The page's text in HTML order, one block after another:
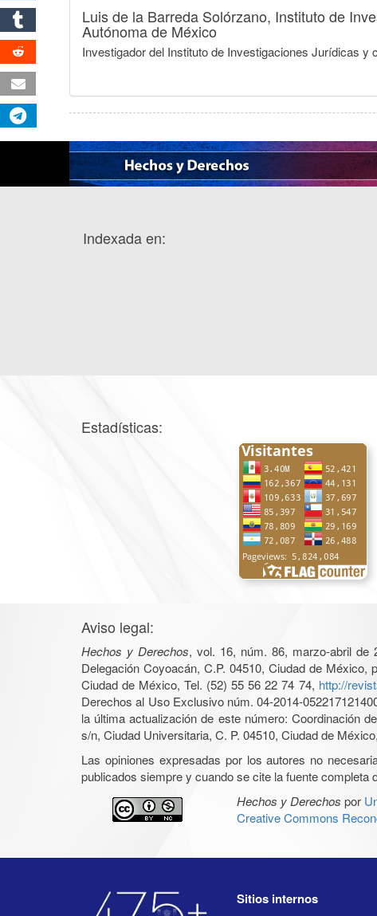
Luis de la Barreda Solórzano, Instituto de
Autónoma de México
Investigador del Instituto de Investigaciones Jurídicas
Indexada en:
Estadísticas:
Aviso legal:
Hechos y Derechos, vol. 16, núm. 86, marzo-abril de
Delegación Coyoacán, C.P. 04510, Ciudad de
Ciudad de México, Tel. (52) 55 56 22 74 74, http://
Derechos al Uso Exclusivo núm. 04-2014-
la última actualización de este número: Coordinación
s/n, Ciudad Universitaria, C. P. 04510, Ciudad de
Las opiniones expresadas por los autores no
publicados siempre y cuando se cite la fuente
Hechos y Derechos por
Creative Commons
Sitios internos